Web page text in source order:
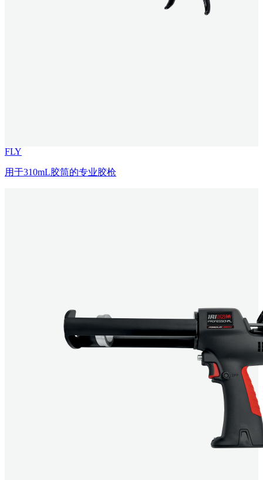
FLY
用于310mL胶筒的专业胶枪